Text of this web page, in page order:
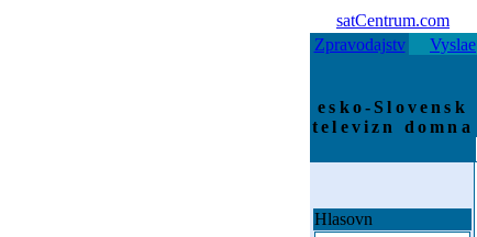
satCentrum.com
Zpravodajstv
Vyslae
esko-Slovensk
televizn domna
Hlasovn